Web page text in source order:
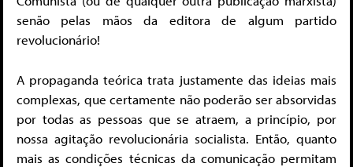
senão pelas mãos da editora de algum partido
revolucionário!
A propaganda teórica trata justamente das ideias mais
complexas, que certamente não poderão ser absorvidas
por todas as pessoas que se atraem, a princípio, por
nossa agitação revolucionária socialista. Então, quanto
mais as condições técnicas da comunicação permitam